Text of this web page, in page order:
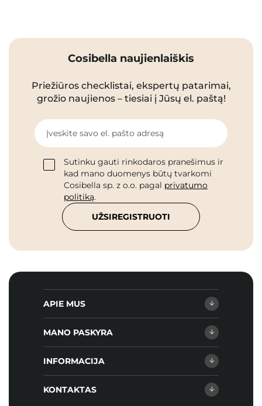
Cosibella naujienlaiškis
Priežiūros checklistai, ekspertų patarimai,
grožio naujienos – tiesiai į Jūsų el. paštą!
Įveskite savo el. pašto adresą
Sutinku gauti rinkodaros pranešimus ir
kad mano duomenys būtų tvarkomi
Cosibella sp. z o.o. pagal privatumo
politiką.
UŽSIREGISTRUOTI
APIE MUS
MANO PASKYRA
INFORMACIJA
KONTAKTAS